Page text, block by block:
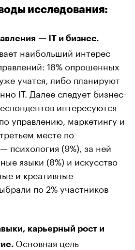
исследования:
— IT и бизнес.
наибольший интерес
18% опрошенных
учатся, либо планируют
IT. Далее следует бизнес-
интересуются
управлению, маркетингу и
месте по
психология (9%), за ней
языки (8%) и искусство
и креативные
по 2% участников
карьерный рост и
Основная цель